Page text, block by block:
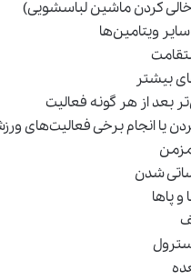
خالی کردن ماشین لباسشویی)
ویتامین‌ها
بیشتر
بعد از هر گونه فعالیت
یا انجام برخی فعالیت‌های
شدن
پا‌ها